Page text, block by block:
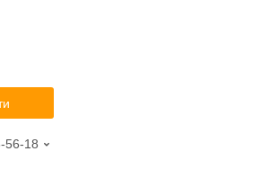
56-18